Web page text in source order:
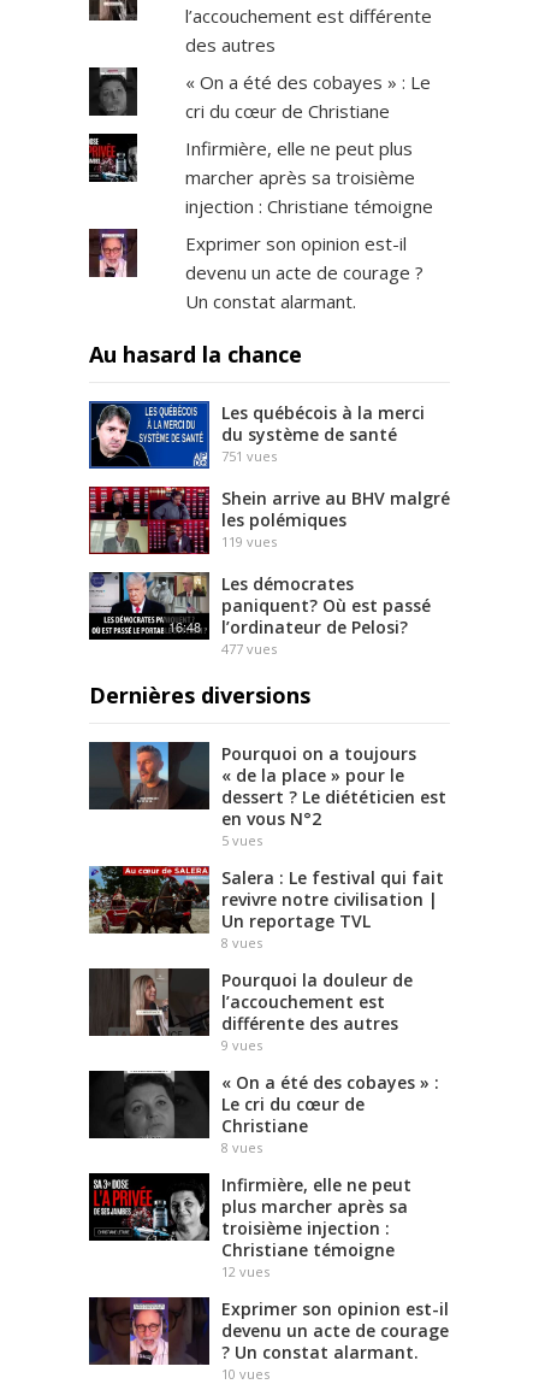
l’accouchement est différente
des autres
« On a été des cobayes » : Le
cri du cœur de Christiane
Infirmière, elle ne peut plus
marcher après sa troisième
injection : Christiane témoigne
Exprimer son opinion est-il
devenu un acte de courage ?
Un constat alarmant.
Au hasard la chance
Les québécois à la merci
du système de santé
751 vues
Shein arrive au BHV malgré
les polémiques
119 vues
16:48
Les démocrates
paniquent? Où est passé
l’ordinateur de Pelosi?
477 vues
Dernières diversions
Pourquoi on a toujours
« de la place » pour le
dessert ? Le diététicien est
en vous N°2
5 vues
Salera : Le festival qui fait
revivre notre civilisation |
Un reportage TVL
8 vues
Pourquoi la douleur de
l’accouchement est
différente des autres
9 vues
« On a été des cobayes » :
Le cri du cœur de
Christiane
8 vues
Infirmière, elle ne peut
plus marcher après sa
troisième injection :
Christiane témoigne
12 vues
Exprimer son opinion est-il
devenu un acte de courage
? Un constat alarmant.
10 vues